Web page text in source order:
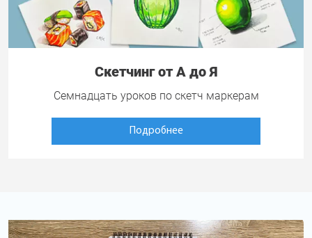
Скетчинг от А до Я
Семнадцать уроков по скетч маркерам
Подробнее